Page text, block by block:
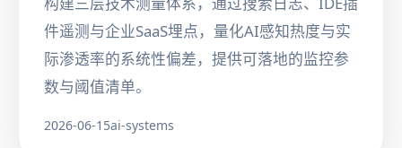
件遥测与企业SaaS埋点，量化AI感知热度与实
际渗透率的系统性偏差，提供可落地的监控参
数与阈值清单。
2026-06-15ai-systems